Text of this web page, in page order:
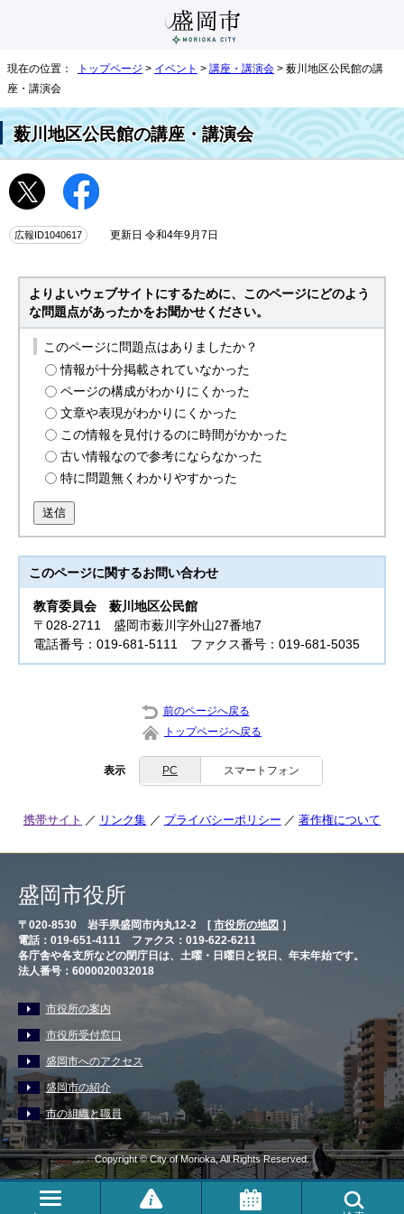
現在の位置： トップページ > イベント > 講座・講演会 > 薮川地区公民館の講
座・講演会
薮川地区公民館の講座・講演会
広報ID1040617 更新日 令和4年9月7日
よりよいウェブサイトにするために、このページにどのよう
な問題点があったかをお聞かせください。
このページに問題点はありましたか？
情報が十分掲載されていなかった
ページの構成がわかりにくかった
文章や表現がわかりにくかった
この情報を見付けるのに時間がかかった
古い情報なので参考にならなかった
特に問題無くわかりやすかった
送信
このページに関するお問い合わせ
教育委員会薮川地区公民館
〒028-2711 盛岡市薮川字外山27番地7
電話番号：019-681-5111 ファクス番号：019-681-5035
前のページへ戻る
トップページへ戻る
表示 PC スマートフォン
携帯サイト リンク集 プライバシーポリシー 著作権について
盛岡市役所
〒020-8530 岩手県盛岡市内丸12-2 [ 市役所の地図 ］
電話：019-651-4111 ファクス：019-622-6211
各庁舎や各支所などの閉庁日は、土曜・日曜日と祝日、年末年始です。
法人番号：6000020032018
市役所の案内
市役所受付窓口
盛岡市へのアクセス
盛岡市の紹介
市の組織と職員
Copyright © City of Morioka, All Rights Reserved.